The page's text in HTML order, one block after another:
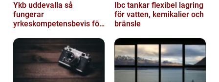
Ykb uddevalla så
fungerar
yrkeskompetensbevis för
Ibc tankar flexibel lagring
för vatten, kemikalier och
bränsle